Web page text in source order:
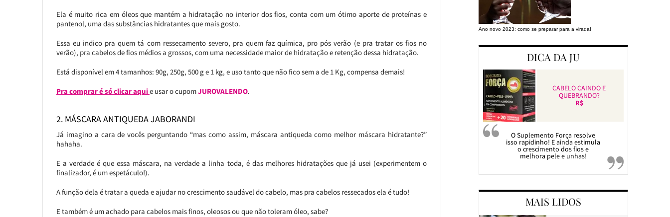
Ela é muito rica em óleos que mantém a hidratação no interior dos fios, conta com um ótimo aporte de proteínas e
pantenol, uma das substâncias hidratantes que mais gosto.
Essa eu indico pra quem tá com ressecamento severo, pra quem faz química, pro pós verão (e pra tratar os fios no
verão), pra cabelos de fios médios a grossos, com uma necessidade maior de hidratação e retenção dessa hidratação.
Está disponível em 4 tamanhos: 90g, 250g, 500 g e 1 kg, e uso tanto que não fico sem a de 1 Kg, compensa demais!
Pra comprar é só clicar aquie usar o cupomJUROVALENDO.
2. MÁSCARA ANTIQUEDA JABORANDI
Já imagino a cara de vocês perguntando “mas como assim, máscara antiqueda como melhor máscara hidratante?”
hahaha.
E a verdade é que essa máscara, na verdade a linha toda, é das melhores hidratações que já usei (experimentem o
finalizador, é um espetáculo!).
A função dela é tratar a queda e ajudar no crescimento saudável do cabelo, mas pra cabelos ressecados ela é tudo!
E também é um achado para cabelos mais finos, oleosos ou que não toleram óleo, sabe?
Ano novo 2023: como se preparar para a virada!
DICA DA JU
CABELO CAINDO E
QUEBRANDO?
R$
O Suplemento Força resolve
isso rapidinho! E ainda estimula
o crescimento dos fios e
melhora pele e unhas!
MAIS LIDOS